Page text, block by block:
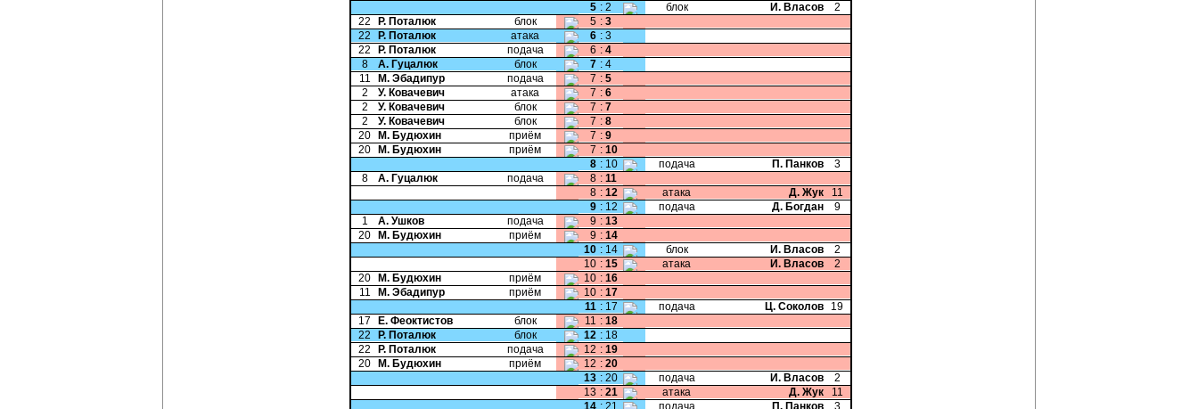
5 : 2 блок И. Власов
2
22
Р. Поталюк блок 5 : 3
22
Р. Поталюк атака 6 : 3
22
Р. Поталюк подача 6 : 4
8
А. Гуцалюк блок 7 : 4
11
М. Эбадипур подача 7 : 5
2
У. Ковачевич атака 7 : 6
2
У. Ковачевич блок 7 : 7
2
У. Ковачевич блок 7 : 8
20
М. Будюхин приём 7 : 9
20
М. Будюхин приём 7 : 10
8 : 10 подача П. Панков
3
8
А. Гуцалюк подача 8 : 11
8 : 12 атака Д. Жук
11
9 : 12 подача Д. Богдан
9
1
А. Ушков подача 9 : 13
20
М. Будюхин приём 9 : 14
10 : 14 блок И. Власов
2
10 : 15 атака И. Власов
2
20
М. Будюхин приём 10 : 16
11
М. Эбадипур приём 10 : 17
11 : 17 подача Ц. Соколов
19
17
Е. Феоктистов блок 11 : 18
22
Р. Поталюк блок 12 : 18
22
Р. Поталюк подача 12 : 19
20
М. Будюхин приём 12 : 20
13 : 20 подача И. Власов
2
13 : 21 атака Д. Жук
11
14 : 21 подача П. Панков
3